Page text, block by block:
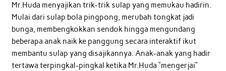
Mr.Huda menyajikan trik-trik sulap yang memukau hadirin.
Mulai dari sulap bola pingpong, merubah tongkat jadi
bunga, membengkokkan sendok hingga mengundang
beberapa anak naik ke panggung secara interaktif ikut
membantu sulap yang disajikannya. Anak-anak yang hadir
tertawa terpingkal-pingkal ketika Mr.Huda “mengerjai”